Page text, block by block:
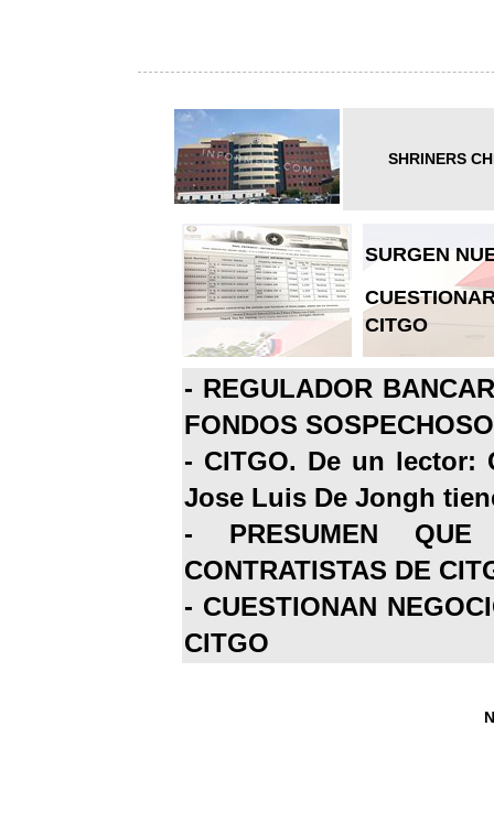
SHRINERS
SURGEN
CITGO
- REGULADOR
FONDOS
- CITGO. De un lector:
Jose Luis De Jongh
- PRESUMEN
CONTRATISTAS DE
- CUESTIONAN
CITGO